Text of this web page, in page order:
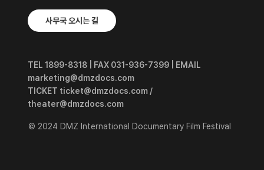
사무국 오시는 길
TEL 1899-8318 | FAX 031-936-7399 | EMAIL
marketing@dmzdocs.com
TICKET ticket@dmzdocs.com /
theater@dmzdocs.com
© 2024 DMZ International Documentary Film Festival